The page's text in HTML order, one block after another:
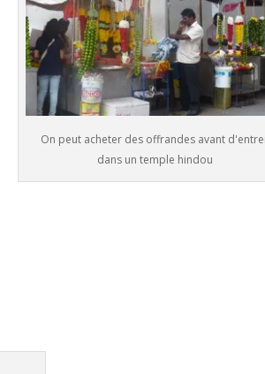
On peut acheter des offrandes avant
dans un temple hindou